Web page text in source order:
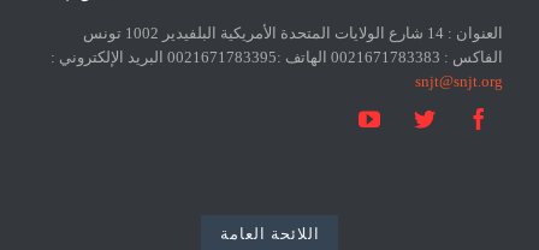
العنوان : 14 شارع الولايات المتحدة الأمريكية البلفيدير 1002 تونس
الفاكس : 0021671783383 الهاتف :0021671783395 البريد الإلكتروني :
snjt@snjt.org



اللائحة العامة